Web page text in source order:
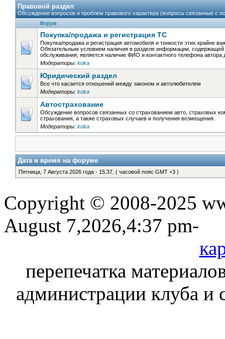
Правовой раздел
Обсуждение вопросов и проблем правового характера (вопросы связанные с
Форум
Покупка/продажа и регистрация ТС
Покупка/продажа и регистрация автомобиля и тонкости этих крайне
Обязательным условием наличия в разделе информации, содержащей
обслуживания, является наличие ФИО и контактного телефона
Модераторы: koka
Юридический раздел
Все что касается отношений между законом и автолюбителем
Модераторы: koka
Автострахование
Обсуждение вопросов связанных со страхованием авто, страховых
страхования, а также страховых случаев и получения возмещения.
Модераторы: koka
Дата и время на форуме
Пятница, 7 Августа 2026 года - 15:37, ( часовой пояс GMT +3 )
Copyright © 2008-2025
August 7,2026,4:37 pm-
перепечатка
администрации клуба и